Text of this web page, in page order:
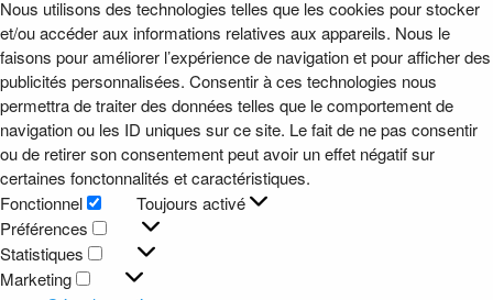
Nous utilisons des technologies telles que les cookies pour stocker
et/ou accéder aux informations relatives aux appareils. Nous le
faisons pour améliorer l’expérience de navigation et pour afficher des
publicités personnalisées. Consentir à ces technologies nous
permettra de traiter des données telles que le comportement de
navigation ou les ID uniques sur ce site. Le fait de ne pas consentir
ou de retirer son consentement peut avoir un effet négatif sur
certaines fonctonnalités et caractéristiques.
Fonctionnel
Fonctionnel
Toujours activé
Préférences
Préférences
Statistiques
Statistiques
Marketing